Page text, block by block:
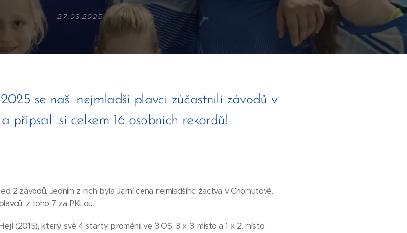
27.03.2025
se naši nejmladší plavci zúčastnili závodů v
připsali si celkem 16 osobních rekordů!
2 závodů. Jedním z nich byla Jarní cena nejmladšího žactva v Chomutově.
z toho 7 za PKLou.
(2015), který své 4 starty proměnil ve 3 OS, 3 x 3. místo a 1 x 2. místo.